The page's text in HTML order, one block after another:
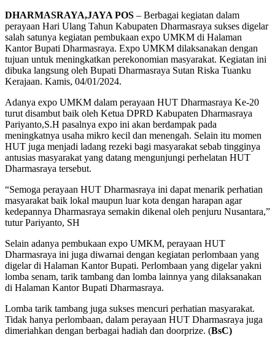
DHARMASRAYA,JAYA POS – Berbagai kegiatan dalam
perayaan Hari Ulang Tahun Kabupaten Dharmasraya sukses digelar
salah satunya kegiatan pembukaan expo UMKM di Halaman
Kantor Bupati Dharmasraya. Expo UMKM dilaksanakan dengan
tujuan untuk meningkatkan perekonomian masyarakat. Kegiatan ini
dibuka langsung oleh Bupati Dharmasraya Sutan Riska Tuanku
Kerajaan. Kamis, 04/01/2024.
Adanya expo UMKM dalam perayaan HUT Dharmasraya Ke-20
turut disambut baik oleh Ketua DPRD Kabupaten Dharmasraya
Pariyanto,S.H pasalnya expo ini akan berdampak pada
meningkatnya usaha mikro kecil dan menengah. Selain itu momen
HUT juga menjadi ladang rezeki bagi masyarakat sebab tingginya
antusias masyarakat yang datang mengunjungi perhelatan HUT
Dharmasraya tersebut.
“Semoga perayaan HUT Dharmasraya ini dapat menarik perhatian
masyarakat baik lokal maupun luar kota dengan harapan agar
kedepannya Dharmasraya semakin dikenal oleh penjuru Nusantara,”
tutur Pariyanto, SH
Selain adanya pembukaan expo UMKM, perayaan HUT
Dharmasraya ini juga diwarnai dengan kegiatan perlombaan yang
digelar di Halaman Kantor Bupati. Perlombaan yang digelar yakni
lomba senam, tarik tambang dan lomba lainnya yang dilaksanakan
di Halaman Kantor Bupati Dharmasraya.
Lomba tarik tambang juga sukses mencuri perhatian masyarakat.
Tidak hanya perlombaan, dalam perayaan HUT Dharmasraya juga
dimeriahkan dengan berbagai hadiah dan doorprize. (BsC)